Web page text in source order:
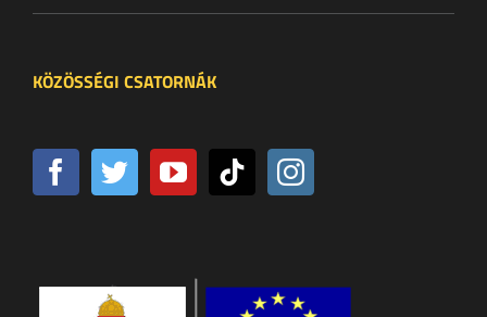
KÖZÖSSÉGI CSATORNÁK